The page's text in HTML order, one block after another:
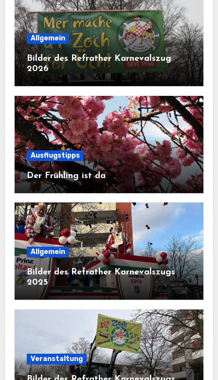
Allgemein
Bilder des Refrather Karnevalszug
2026
Ausflugstipps
Der Frühling ist da
Allgemein
Bilder des Refrather Karnevalszugs
2025
Veranstaltung